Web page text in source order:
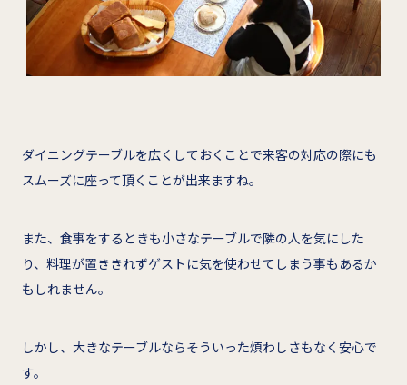
ダイニングテーブルを広くしておくことで来客の対応の際にも
スムーズに座って頂くことが出来ますね。
また、食事をするときも小さなテーブルで隣の人を気にした
り、料理が置ききれずゲストに気を使わせてしまう事もあるか
もしれません。
しかし、大きなテーブルならそういった煩わしさもなく安心で
す。